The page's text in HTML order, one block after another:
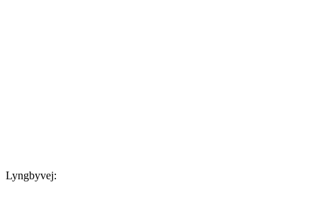
Lyngbyvej: